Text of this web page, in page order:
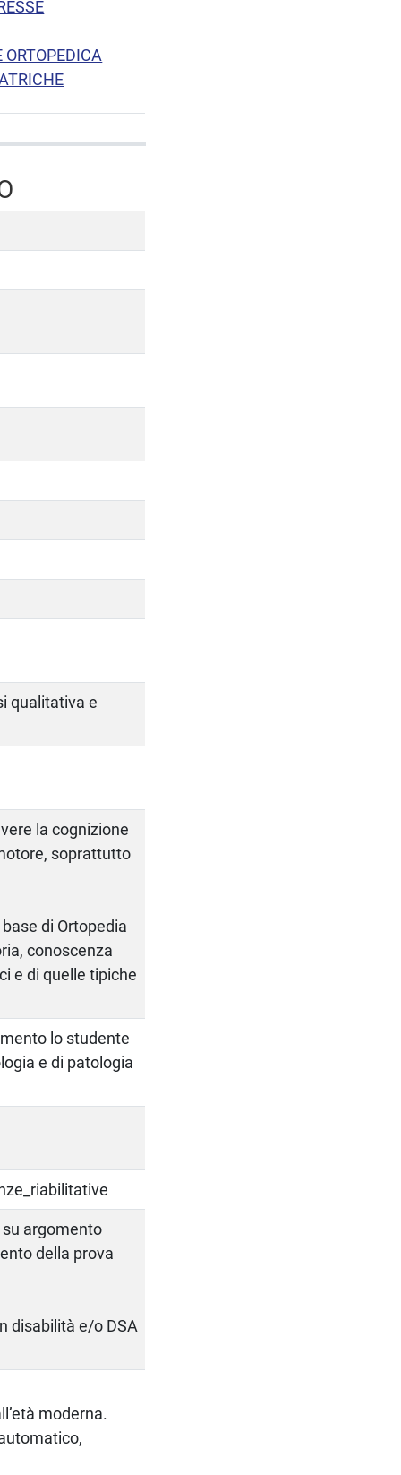
qualitativa e
la cognizione
soprattutto
di Ortopedia
conoscenza
e di quelle tipiche
lo studente
e di patologia
argomento
della prova
disabilità e/o DSA
moderna.